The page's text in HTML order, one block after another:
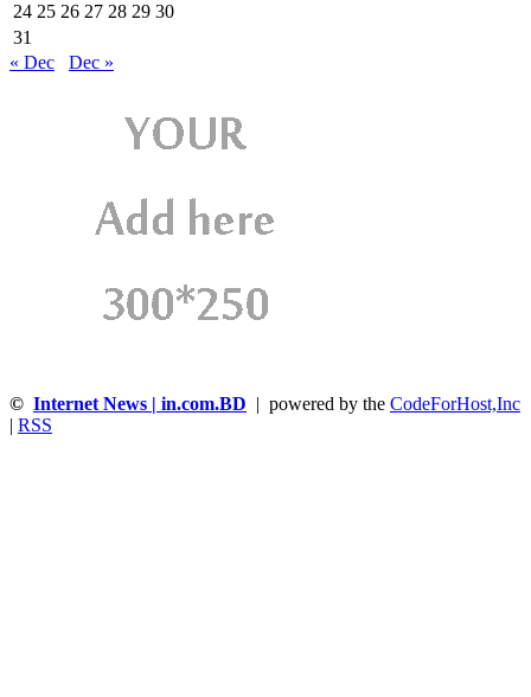
24 25 26 27 28 29 30
31
« Dec
Dec »
© Internet News | in.com.BD | powered by the CodeForHost,Inc
| RSS